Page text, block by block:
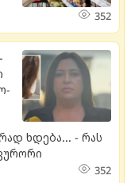
352
ხდე­ბა... - რას
352